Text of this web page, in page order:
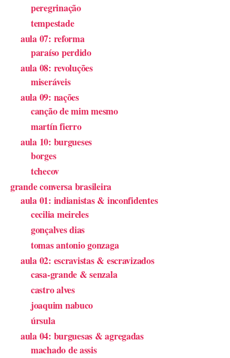
peregrinação
tempestade
aula 07: reforma
paraíso perdido
aula 08: revoluções
miseráveis
aula 09: nações
canção de mim mesmo
martín fierro
aula 10: burgueses
borges
tchecov
grande conversa brasileira
aula 01: indianistas & inconfidentes
cecilia meireles
gonçalves dias
tomas antonio gonzaga
aula 02: escravistas & escravizados
casa-grande & senzala
castro alves
joaquim nabuco
úrsula
aula 04: burguesas & agregadas
machado de assis